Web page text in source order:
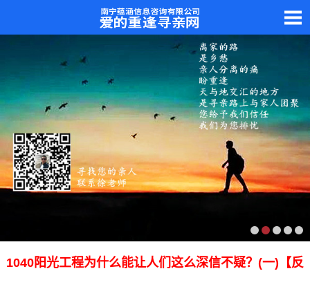
1040阳光工程为什么能让人们这么深信不疑？(一)【反